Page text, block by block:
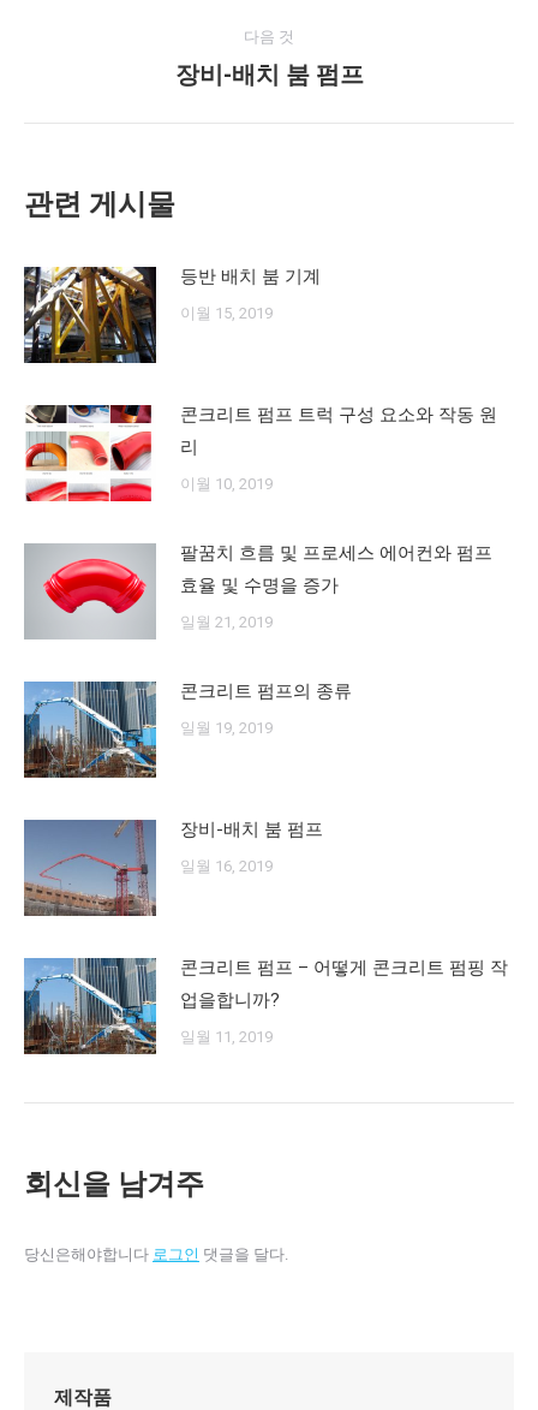
이
시
물:
다음 것
다
장비-배치 붐 펌프
관련 게시물
등반 배치 붐 기계
이월 15, 2019
콘크리트 펌프 트럭 구성 요소와 작동 원
리
이월 10, 2019
팔꿈치 흐름 및 프로세스 에어컨와 펌프
효율 및 수명을 증가
일월 21, 2019
콘크리트 펌프의 종류
일월 19, 2019
장비-배치 붐 펌프
일월 16, 2019
콘크리트 펌프 – 어떻게 콘크리트 펌핑 작
업을합니까?
일월 11, 2019
회신을 남겨주
당신은해야합니다 로그인 댓글을 달다.
제작품